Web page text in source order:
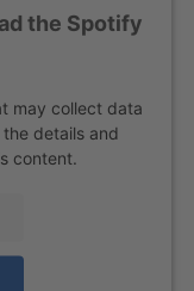
the Spotify
may collect data
details and
content.